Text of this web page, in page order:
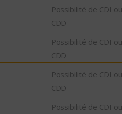
Possibilité de CDI ou
CDD
Possibilité de CDI ou
CDD
Possibilité de CDI ou
CDD
Possibilité de CDI ou